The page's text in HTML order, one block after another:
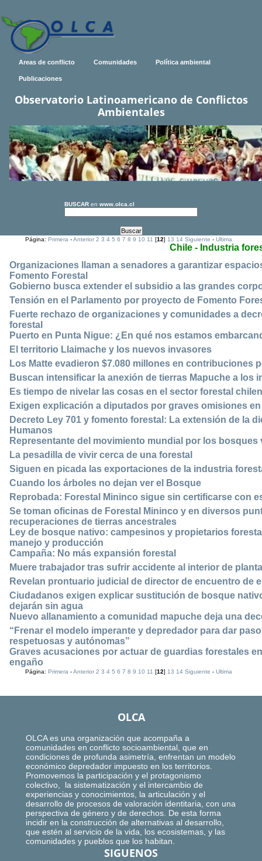
Areas de conflicto Comunidades Política ambiental
Publicaciones
Observatorio Latinoamericano de Conflictos
Ambientales
BUSCAR en www.olca.cl
Página:Primera -Anterior 2 3 4 5 6 7 8 9 10 11 [12]13 14 Siguiente -Ultima
Chile - Industria
Organizaciones llaman a senadores a garantizar
Fomento Forestal
Gobierno busca extender el subsidio a las grandes
Tensión en el Parlamento por proyecto de Fomento
Fuerte rechazo de organizaciones y comunidades a
forestal
Puerto en Punta Nigue: ¿En qué nos estamos
El territorio Llaimache y los nuevos invasores
Los Matte evadieron $7.080 millones en contribuciones
Buscan intensificar la anexión de tierras Mapuche a los
Es tiempo de nivelar las cosas en el sector forestal
Exigen explicación a diputados por graves omisiones
Decreto Ley 701 y fomento forestal: La extensión de la
Humanos
Representante del movimiento mundial por los
La pesadilla de vivir cerca de una forestal
Siguen en picada las exportaciones de la industria
Cuando los árboles no dejan ver el Bosque
Reprobada: Forestal Mininco sigue sin certificarse con
Se toman oficinas de Forestal Mininco y en diversos
recuperaciones de tierras ancestrales
Ley de bosque nativo: campesinos y propietarios
manejo y producción
Campaña: No más expansión forestal
Muere trabajador tras sufrir accidente al interior de
Revelan prontuario judicial de director de encuentro de
Ciudadanos exigen explicar sustitución de bosque
dejarán sin agua
Nuevo allanamiento a comunidad mapuche deja una
“Frenar el modelo imperante y depredador para dar
respetuosas y autónomas”
Graves acusaciones por actuar de guardias forestales
engaño
Página:Primera -Anterior 2 3 4 5 6 7 8 9 10 11 [12]13 14 Siguiente -Ultima
OLCA
OLCA es una organización que acompaña a
comunidades en conflicto socioambiental, que en
condiciones de profunda asimetría, enfrentan un modelo
económico depredador impuesto en los territorios.
Promovemos la participación y el protagonismo
colectivo, la sistematización y el intercambio de
experiencias y conocimientos, la articulación y el
desarrollo de procesos de valoración identitaria, con una
perspectiva de género y de derechos. De esta forma
incidir en la construcción de alternativas al desarrollo,
que estén al servicio de la vida, los ecosistemas, y las
comunidades y pueblos que los habitan.
SIGUENOS